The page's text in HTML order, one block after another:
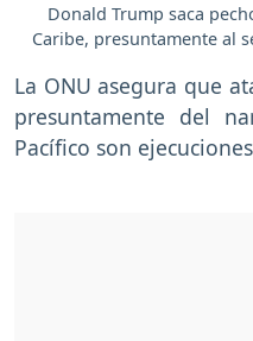
Donald Trump saca
Caribe, presuntamente al
La ONU asegura que
presuntamente del
Pacífico son